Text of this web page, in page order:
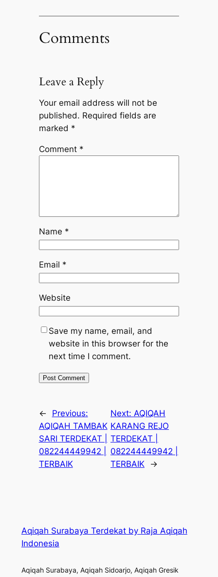
Comments
Leave a Reply
Your email address will not be
published. Required fields are
marked *
Comment *
Name *
Email *
Website
Save my name, email, and
website in this browser for the
next time I comment.
←
Previous:
AQIQAH TAMBAK
SARI TERDEKAT |
082244449942 |
TERBAIK
Next: AQIQAH
KARANG REJO
TERDEKAT |
082244449942 |
TERBAIK
→
Aqiqah Surabaya Terdekat by Raja Aqiqah
Indonesia
Aqiqah Surabaya, Aqiqah Sidoarjo, Aqiqah Gresik